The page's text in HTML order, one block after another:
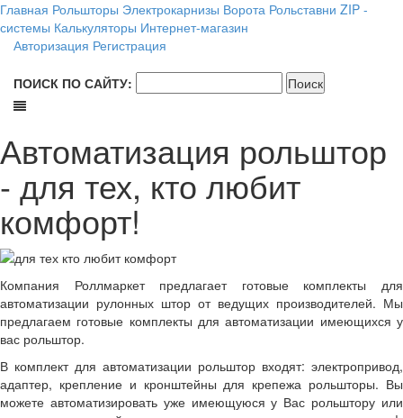
Главная Рольшторы Электрокарнизы Ворота Рольставни ZIP -
системы Калькуляторы Интернет-магазин
Авторизация Регистрация
ПОИСК ПО САЙТУ:
Автоматизация рольштор
- для тех, кто любит
комфорт!
Компания Роллмаркет предлагает готовые комплекты для
автоматизации рулонных штор от ведущих производителей. Мы
предлагаем готовые комплекты для автоматизации имеющихся у
вас рольштор.
В комплект для автоматизации рольштор входят: электропривод,
адаптер, крепление и кронштейны для крепежа рольшторы. Вы
можете автоматизировать уже имеющуюся у Вас рольштору или